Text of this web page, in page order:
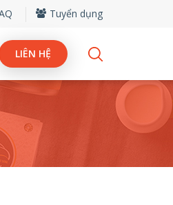
Tuyển dụng
LIÊN HỆ